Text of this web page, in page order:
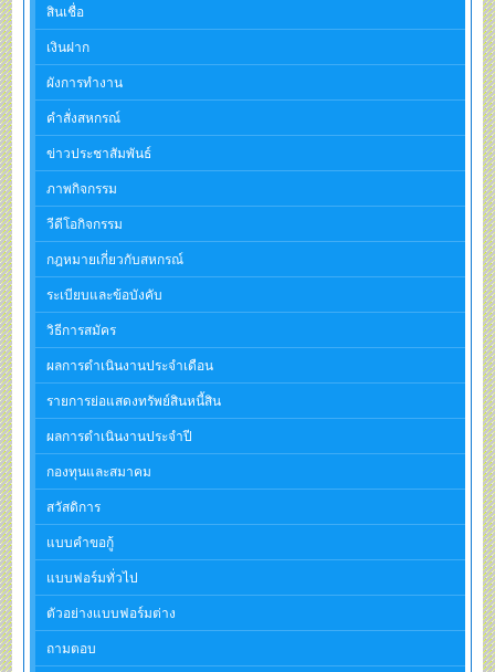
สินเชื่อ
เงินฝาก
ผังการทำงาน
คำสั่งสหกรณ์
ข่าวประชาสัมพันธ์
ภาพกิจกรรม
วีดีโอกิจกรรม
กฎหมายเกี่ยวกับสหกรณ์
ระเบียบและข้อบังคับ
วิธีการสมัคร
ผลการดำเนินงานประจำเดือน
รายการย่อแสดงทรัพย์สินหนี้สิน
ผลการดำเนินงานประจำปี
กองทุนและสมาคม
สวัสดิการ
แบบคำขอกู้
แบบฟอร์มทั่วไป
ตัวอย่างแบบฟอร์มต่าง
ถามตอบ